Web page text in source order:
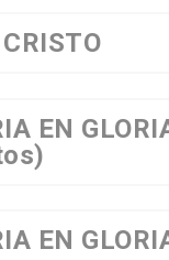
EN
EN